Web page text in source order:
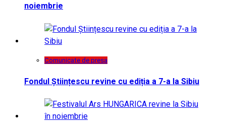
noiembrie
Comunicate de presa
Fondul Științescu revine cu ediția a 7-a la Sibiu